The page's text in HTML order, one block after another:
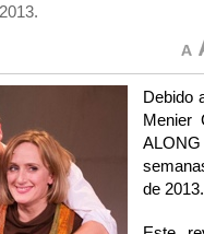
Debido
Menier
de 2013.